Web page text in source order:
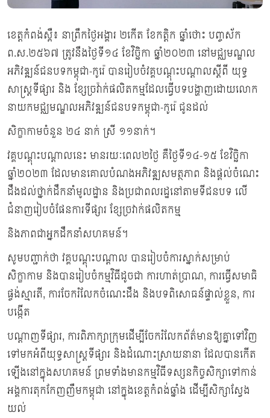
ខេត្តកំពង់ស្ពឺ៖ នាព្រឹកថ្ងៃអង្គារ ២កើត ខែកត្តិក ឆ្នាំថោះ បញ្ចស័ក
ព.ស.២៥៦៧ ត្រូវនឹងថ្ងៃទី១៤ ខែវិច្ឆិកា ឆ្នាំ២០២៣ នៅមជ្ឈមណ្ឌល
អភិវឌ្ឍន៍ជនបទកម្ពុជា-កូរ៉េ បានរៀបចំវគ្គបណ្តុះបណ្តាលស្តីពី យុទ្ធ
សាស្ត្រទីផ្សារ និង ខ្សែច្រវ៉ាក់ផលិតកម្មដែលធ្វើបទបង្ហាញដោយលោក
នាយកមជ្ឈមណ្ឌលអភិវឌ្ឍន៍ជនបទកម្ពុជា-កូរ៉េ ជូនដល់
សិក្ខាកាមចំនួន ២៤ នាក់ ស្រី ១១នាក់។
វគ្គបណ្ដុះបណ្ដាលនេះ មានរយៈពេល២ថ្ងៃ គឺថ្ងៃទី១៤-១៥ ខែវិច្ឆិកា
ឆ្នាំ២០២៣ ដែលមានគោលបំណងអភិវឌ្ឍសមត្ថភាព និងផ្ដល់ចំណេះ
ដឹងដល់ថ្នាក់ដឹកនាំមូលដ្ឋាន និងប្រជាពលរដ្ឋនៅតាមទីជនបទ លើ
ជំនាញរៀបចំផែនការទីផ្សារ ខ្សែច្រវាក់ផលិតកម្ម
និងភាពជាអ្នកដឹកនាំសហគមន៍។
សូមបញ្ជាក់ថា វគ្គបណ្ដុះបណ្ដាល បានរៀបចំការស្នាក់សម្រាប់
សិក្ខាកាម និងបានរៀបចំកម្មវិធីដូចជា ការហាត់ប្រាណ, ការធ្វើសមាធិ
ផ្ចង់ស្មារតី, ការចែករំលែកចំណេះដឹង និងបទពិសោធន៍ផ្ទាល់ខ្លួន, ការ
បង្កើត
បណ្តាញទីផ្សារ, ការពិភាក្សាក្រុមដើម្បីចែករំលែកព័ត៌មានឱ្យគ្នាទៅវិញ
ទៅមកអំពីយុទ្ធសាស្ត្រទីផ្សារ និងដំណោះស្រាយនានា ដែលបានកើត
ឡើងនៅក្នុងសហគមន៍ ព្រមទាំងមានកម្មវិធីទស្សនកិច្ចសិក្សាទៅកាន់
អង្គការតុកកែញញឹមកម្ពុជា នៅក្នុងខេត្តកំពង់ឆ្នាំង ដើម្បីសិក្សាស្វែង
យល់